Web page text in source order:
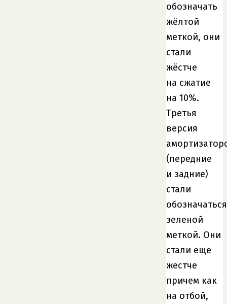
обозначать
жёлтой
меткой, они
стали
жёстче
на сжатие
на 10%.
Третья
версия
(передние
и задние)
стали
обозначаться
зеленой
меткой. Они
стали еще
жестче
причем как
на отбой,